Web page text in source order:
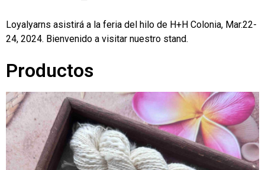
Loyalyarns asistirá a la feria del hilo de H+H Colonia, Mar.22-
24, 2024. Bienvenido a visitar nuestro stand.
Productos